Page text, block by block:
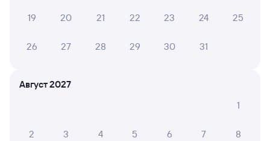
11 107 рублей.
Способы оплаты
Правила работы сервиса
19 20 21 22 23 24 25
26 27 28 29 30 31
Август 2027
1
2 3 4 5 6 7 8